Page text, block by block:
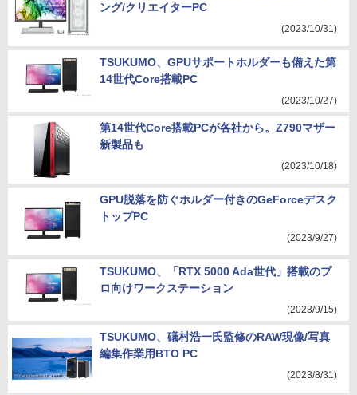
ング/クリエイターPC
(2023/10/31)
TSUKUMO、GPUサポートホルダーも備えた第
14世代Core搭載PC
(2023/10/27)
第14世代Core搭載PCが各社から。Z790マザー
新製品も
(2023/10/18)
GPU脱落を防ぐホルダー付きのGeForceデスク
トップPC
(2023/9/27)
TSUKUMO、「RTX 5000 Ada世代」搭載のプ
ロ向けワークステーション
(2023/9/15)
TSUKUMO、礒村浩一氏監修のRAW現像/写真
編集作業用BTO PC
(2023/8/31)